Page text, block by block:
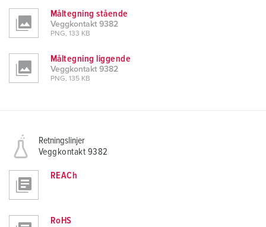
Måltegning stående
Veggkontakt 9382
PNG, 133 KB
Måltegning liggende
Veggkontakt 9382
PNG, 135 KB
Retningslinjer
Veggkontakt 9382
REACh
RoHS